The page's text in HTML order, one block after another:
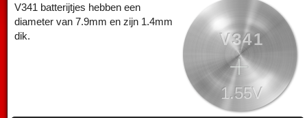
V341
1.55V
V341 batterijtjes hebben een
diameter van 7.9mm en zijn 1.4mm
dik.